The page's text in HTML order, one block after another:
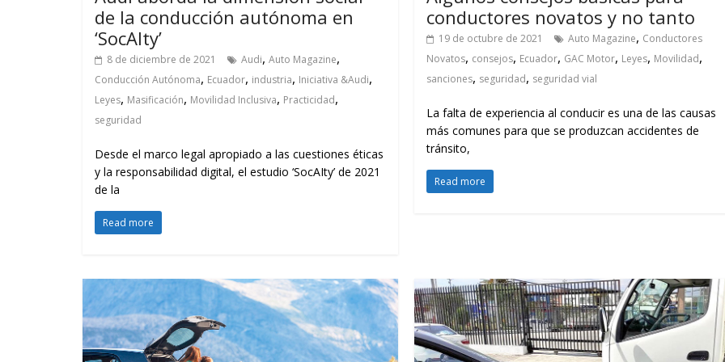
de la conducción autónoma en
‘SocAlty’
8 de diciembre de 2021 Audi, Auto Magazine,
Conducción Autónoma, Ecuador, industria, Iniciativa &Audi,
Leyes, Masificación, Movilidad Inclusiva, Practicidad,
seguridad
Desde el marco legal apropiado a las cuestiones éticas
y la responsabilidad digital, el estudio ‘SocAIty’ de 2021
de la
Read more
conductores novatos y no tanto
19 de octubre de 2021 Auto Magazine, Conductores
Novatos, consejos, Ecuador, GAC Motor, Leyes, Movilidad,
sanciones, seguridad, seguridad vial
La falta de experiencia al conducir es una de las causas
más comunes para que se produzcan accidentes de
tránsito,
Read more